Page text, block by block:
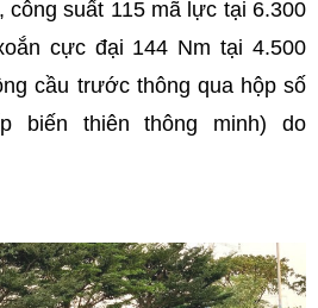
công suất 115 mã lực tại 6.300
cực đại 144 Nm tại 4.500
cầu trước thông qua hộp số
biến thiên thông minh) do